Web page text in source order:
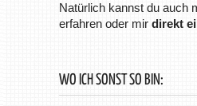
Natürlich kannst du auch
erfahren oder mir direkt
WO ICH SONST SO BIN: